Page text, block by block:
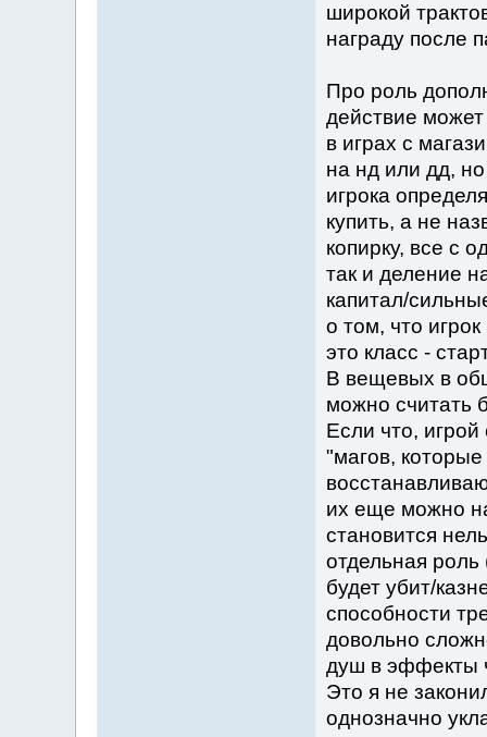
широкой
награду после
Про роль
действие
в играх с
на нд или дд,
игрока
купить, а не
копирку, все с
так и деление
капитал/
о том, что
это класс -
В вещевых в
можно считать
Если что, игрой
"магов,
их еще можно
становится
отдельная роль
будет убит/
способности
довольно
душ в эффекты
Это я не
однозначно